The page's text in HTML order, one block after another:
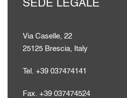
SEDE LEGALE
Via Caselle, 22
25125 Brescia, Italy
Tel. +39 037474141
Fax. +39 037474524